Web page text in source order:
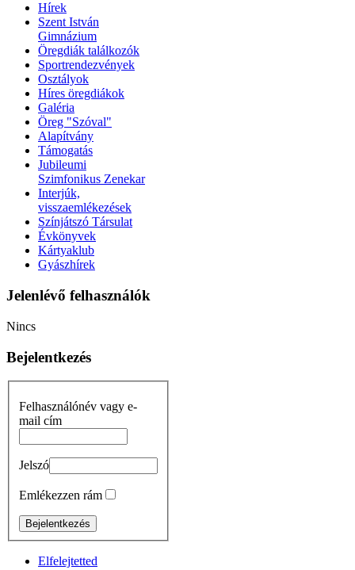
Hírek
Szent István
Gimnázium
Öregdiák találkozók
Sportrendezvények
Osztályok
Híres öregdiákok
Galéria
Öreg "Szóval"
Alapítvány
Támogatás
Jubileumi
Szimfonikus Zenekar
Interjúk,
visszaemlékezések
Színjátszó Társulat
Évkönyvek
Kártyaklub
Gyászhírek
Jelenlévő felhasználók
Nincs
Bejelentkezés
Felhasználónév vagy e-
mail cím
Jelszó
Emlékezzen rám
Elfelejtetted